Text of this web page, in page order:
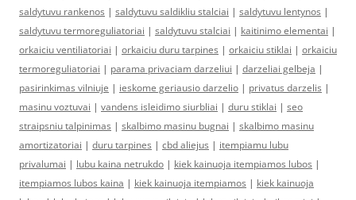
saldytuvu rankenos | saldytuvu saldikliu stalciai | saldytuvu lentynos |
saldytuvu termoreguliatoriai | saldytuvu stalciai | kaitinimo elementai |
orkaiciu ventiliatoriai | orkaiciu duru tarpines | orkaiciu stiklai | orkaiciu
termoreguliatoriai | parama privaciam darzeliui | darzeliai gelbeja |
pasirinkimas vilniuje | ieskome geriausio darzelio | privatus darzelis |
masinu voztuvai | vandens isleidimo siurbliai | duru stiklai | seo
straipsniu talpinimas | skalbimo masinu bugnai | skalbimo masinu
amortizatoriai | duru tarpines | cbd aliejus | itempiamu lubu
privalumai | lubu kaina netrukdo | kiek kainuoja itempiamos lubos |
itempiamos lubos kaina | kiek kainuoja itempiamos | kiek kainuoja